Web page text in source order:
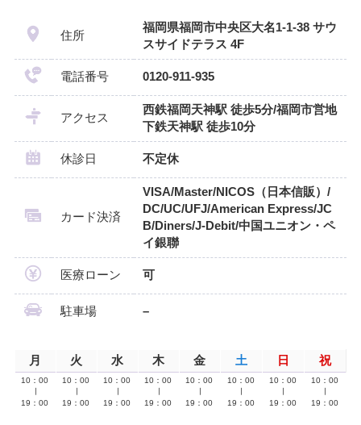
住所
福岡県福岡市中央区大名1-1-38 サウ
スサイドテラス 4F
電話番号 0120-911-935
アクセス
西鉄福岡天神駅 徒歩5分/福岡市営地
下鉄天神駅 徒歩10分
休診日 不定休
カード決済
VISA/Master/NICOS（日本信販）/
DC/UC/UFJ/American Express/JC
B/Diners/J-Debit/中国ユニオン・ペ
イ銀聯
医療ローン 可
駐車場 –
月 火 水 木 金 土 日 祝
10：00
19：00
10：00
19：00
10：00
19：00
10：00
19：00
10：00
19：00
10：00
19：00
10：00
19：00
10：00
19：00